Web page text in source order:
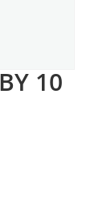
10